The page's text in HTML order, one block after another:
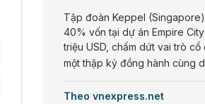
Tập đoàn Keppel
40% vốn tại dự án Empire
triệu USD, chấm dứt vai trò cổ
một thập kỷ đồng hành cùng
Theo vnexpress.net